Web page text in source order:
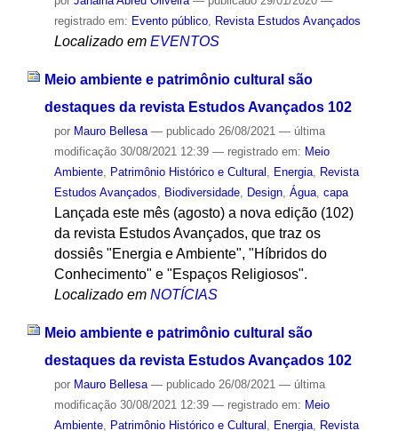
registrado em: Evento público, Revista Estudos Avançados
Localizado em EVENTOS
Meio ambiente e patrimônio cultural são
destaques da revista Estudos Avançados 102
por Mauro Bellesa — publicado26/08/2021 — última
modificação30/08/2021 12:39 — registrado em: Meio
Ambiente, Patrimônio Histórico e Cultural , Energia, Revista
Estudos Avançados, Biodiversidade, Design, Água, capa
Lançada este mês (agosto) a nova edição (102)
da revista Estudos Avançados, que traz os
dossiês "Energia e Ambiente", "Híbridos do
Conhecimento" e "Espaços Religiosos".
Localizado em NOTÍCIAS
Meio ambiente e patrimônio cultural são
destaques da revista Estudos Avançados 102
por Mauro Bellesa — publicado26/08/2021 — última
modificação30/08/2021 12:39 — registrado em: Meio
Ambiente, Patrimônio Histórico e Cultural Energia, Revista